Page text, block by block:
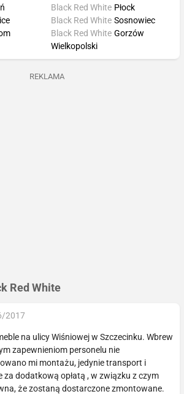
Black Red White Płock
Black Red White Sosnowiec
Black Red White Gorzów
Wielkopolski
REKLAMA
Red White
2017
na ulicy Wiśniowej w Szczecinku. Wbrew
zapewnieniom personelu nie
mi montażu, jedynie transport i
za dodatkową opłatą , w związku z czym
że zostaną dostarczone zmontowane.